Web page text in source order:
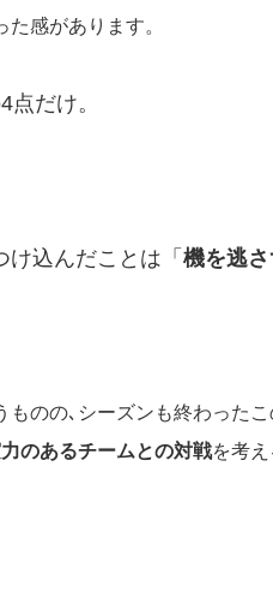
感があります。
だけ。
込んだことは「 機を逃
ものの､シーズンも終わった
のあるチームとの対戦を考え